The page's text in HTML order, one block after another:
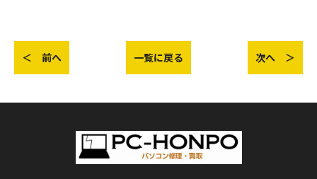
＜ 前へ 一覧に戻る 次へ ＞